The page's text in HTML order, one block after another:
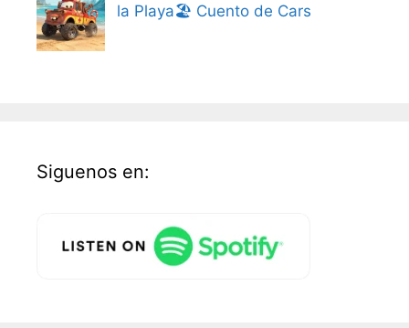
la Playa🏖️ Cuento de Cars
Siguenos en: